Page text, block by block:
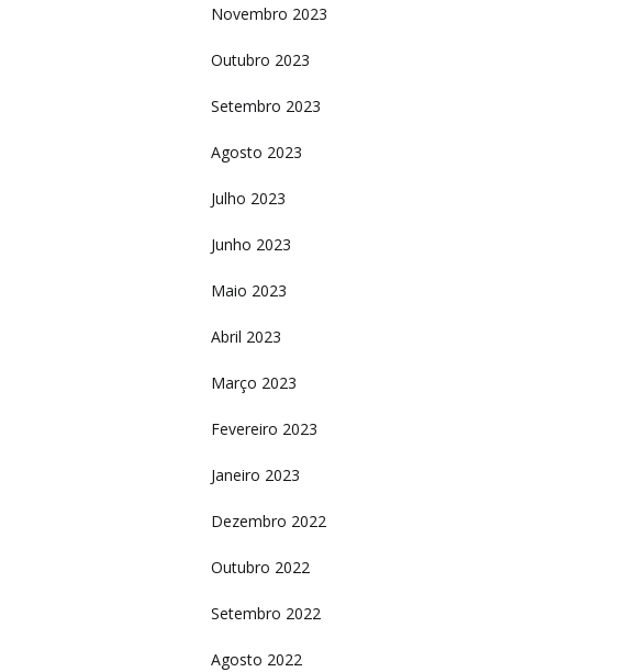
Novembro 2023
Outubro 2023
Setembro 2023
Agosto 2023
Julho 2023
Junho 2023
Maio 2023
Abril 2023
Março 2023
Fevereiro 2023
Janeiro 2023
Dezembro 2022
Outubro 2022
Setembro 2022
Agosto 2022